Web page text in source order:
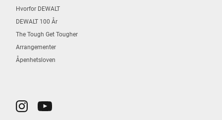
Hvorfor DEWALT
DEWALT 100 År
The Tough Get Tougher
Arrangementer
Åpenhetsloven